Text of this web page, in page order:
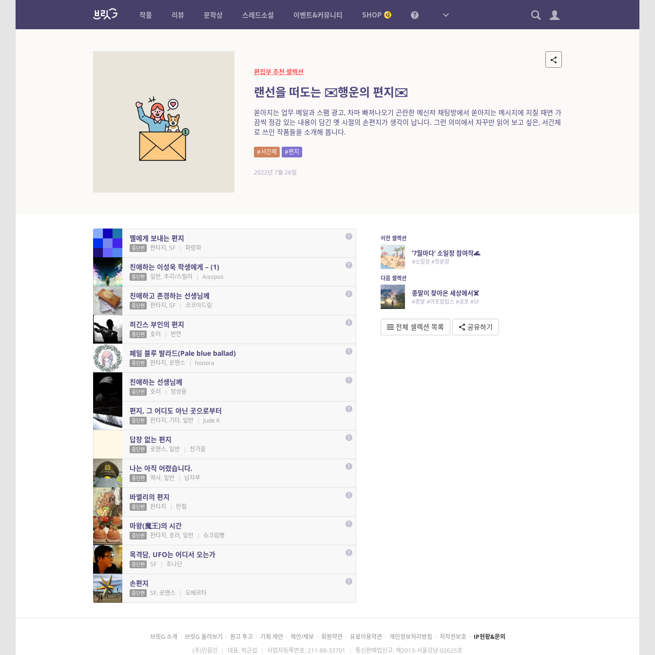
작품 리뷰 문학상 스레드소설 이벤트&커뮤니티 SHOP
편집부 추천 셀렉션
랜선을 떠도는 ✉️행운의 편지✉️
쏟아지는 업무 메일과 스팸 광고, 차마 빠져나오기 곤란한 메신저 채팅방에서 쏟아지는 메시지에 지칠 때면 가
끔씩 정감 있는 내용이 담긴 옛 시절의 손편지가 생각이 납니다. 그런 의미에서 자꾸만 읽어 보고 싶은, 서간체
로 쓰인 작품들을 소개해 봅니다.
#서간체 #편지
2022년 7월 26일
멜에게 보내는 편지
중단편 판타지, SF | 파랑파
친애하는 이성욱 학생에게 – (1)
중단편 일반, 추리/스릴러 | Aisopos
친애하고 존경하는 선생님께
중단편 판타지, SF | 코코아드림
히긴스 부인의 편지
중단편 호러 | 번연
페일 블루 발라드(Pale blue ballad)
중단편 판타지, 로맨스 | honora
친애하는 선생님께
중단편 호러 | 엄성용
편지, 그 어디도 아닌 곳으로부터
중단편 판타지, 기타, 일반 | Jude K
답장 없는 편지
중단편 로맨스, 일반 | 천가을
나는 아직 어렸습니다.
중단편 역사, 일반 | 납자루
바엘리의 편지
중단편 판타지 | 란필
마왕(魔王)의 시간
중단편 판타지, 호러, 일반 | 슈크림빵
목격담, UFO는 어디서 오는가
중단편 SF | 조나단
손편지
중단편 SF, 로맨스 | 오메르타
이전 셀렉션
‘7월마다’ 소일장 참여작🌊
#소일장 #첫문장
다음 셀렉션
종말이 찾아온 세상에서☠️
#종말 #아포칼립스 #공포 #SF
전체 셀렉션 목록 공유하기
브릿G 소개 · 브릿G 둘러보기 · 원고 투고 · 기획 제안 · 제안/제보 · 회원약관 · 유료이용약관 · 개인정보처리방침 · 저작권보호 · IP현황&문의
(주)민음인 | 대표: 박근섭 | 사업자등록번호: 211-88-33701 | 통신판매업신고: 제2013-서울강남-02625호